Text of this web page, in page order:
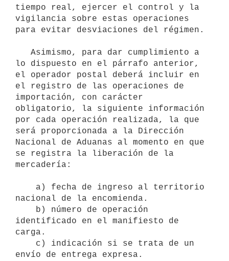
tiempo real, ejercer el control y la
vigilancia sobre estas operaciones
para evitar desviaciones del régimen.
lo dispuesto en el párrafo anterior,
el operador postal deberá incluir en
el registro de las operaciones de
importación, con carácter
obligatorio, la siguiente información
por cada operación realizada, la que
será proporcionada a la Dirección
Nacional de Aduanas al momento en que
se registra la liberación de la
mercadería:
nacional de la encomienda.
identificado en el manifiesto de
carga.
envío de entrega expresa.